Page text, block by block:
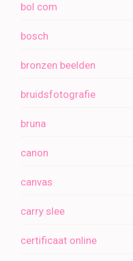
bol com
bosch
bronzen beelden
bruidsfotografie
bruna
canon
canvas
carry slee
certificaat online